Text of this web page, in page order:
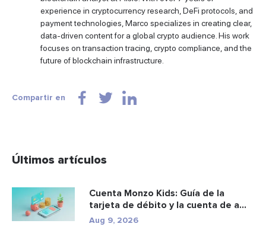
experience in cryptocurrency research, DeFi protocols, and
payment technologies, Marco specializes in creating clear,
data-driven content for a global crypto audience. His work
focuses on transaction tracing, crypto compliance, and the
future of blockchain infrastructure.
Compartir en
Últimos artículos
Cuenta Monzo Kids: Guía de la
tarjeta de débito y la cuenta de a...
Aug 9, 2026